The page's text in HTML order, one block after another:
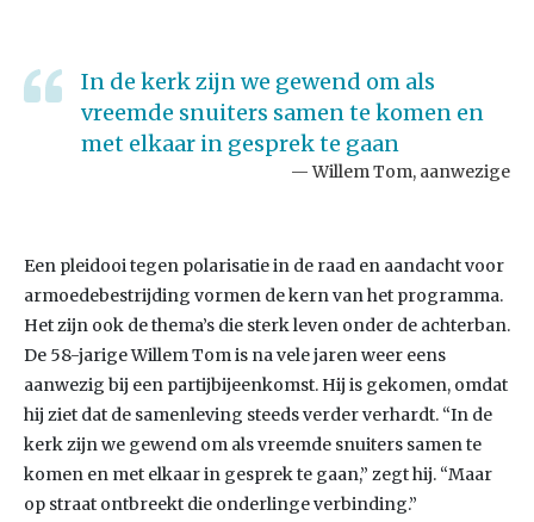
In de kerk zijn we gewend om als
vreemde snuiters samen te komen en
met elkaar in gesprek te gaan
Willem Tom, aanwezige
Een pleidooi tegen polarisatie in de raad en aandacht voor
armoedebestrijding vormen de kern van het programma.
Het zijn ook de thema’s die sterk leven onder de achterban.
De 58-jarige Willem Tom is na vele jaren weer eens
aanwezig bij een partijbijeenkomst. Hij is gekomen, omdat
hij ziet dat de samenleving steeds verder verhardt. “In de
kerk zijn we gewend om als vreemde snuiters samen te
komen en met elkaar in gesprek te gaan,” zegt hij. “Maar
op straat ontbreekt die onderlinge verbinding.”